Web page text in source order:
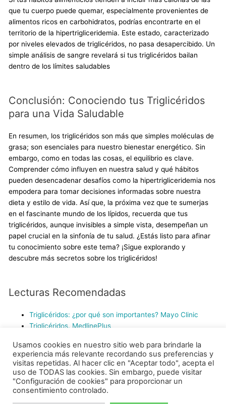
que tu cuerpo puede quemar, especialmente provenientes de
alimentos ricos en carbohidratos, podrías encontrarte en el
territorio de la hipertrigliceridemia. Este estado, caracterizado
por niveles elevados de triglicéridos, no pasa desapercibido. Un
simple análisis de sangre revelará si tus triglicéridos bailan
dentro de los límites saludables
Conclusión: Conociendo tus Triglicéridos
para una Vida Saludable
En resumen, los triglicéridos son más que simples moléculas de
grasa; son esenciales para nuestro bienestar energético. Sin
embargo, como en todas las cosas, el equilibrio es clave.
Comprender cómo influyen en nuestra salud y qué hábitos
pueden desencadenar desafíos como la hipertrigliceridemia nos
empodera para tomar decisiones informadas sobre nuestra
dieta y estilo de vida. Así que, la próxima vez que te sumerjas
en el fascinante mundo de los lípidos, recuerda que tus
triglicéridos, aunque invisibles a simple vista, desempeñan un
papel crucial en la sinfonía de tu salud. ¿Estás listo para afinar
tu conocimiento sobre este tema? ¡Sigue explorando y
descubre más secretos sobre los triglicéridos!
Lecturas Recomendadas
Triglicéridos: ¿por qué son importantes? Mayo Clinic
Triglicéridos. MedlinePlus
Nacional de Salud. Estados Unidos.
Los Omega-3 y La Salud Cardiovascular. PRODI
Usamos cookies en nuestro sitio web para brindarle la
experiencia más relevante recordando sus preferencias y
visitas repetidas. Al hacer clic en "Aceptar todo", acepta el
uso de TODAS las cookies. Sin embargo, puede visitar
"Configuración de cookies" para proporcionar un
consentimiento controlado.